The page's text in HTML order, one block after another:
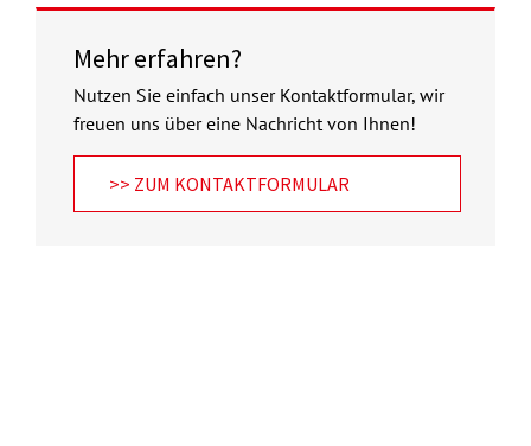
Mehr erfahren?
Nutzen Sie einfach unser Kontaktformular, wir
freuen uns über eine Nachricht von Ihnen!
>> ZUM KONTAKTFORMULAR